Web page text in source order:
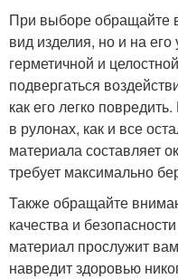
При выборе обращайте
вид изделия, но и на
герметичной и
подвергаться
как его легко
в рулонах, как и все
материала составляет
требует максимально
Также обращайте
качества и
материал прослужит
навредит здоровью